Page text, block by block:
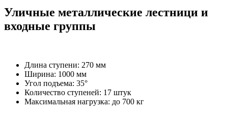
Уличные металлические лестници и
входные группы
Длина ступени: 270 мм
Ширина: 1000 мм
Угол подъема: 35°
Количество ступеней: 17 штук
Максимальная нагрузка: до 700 кг